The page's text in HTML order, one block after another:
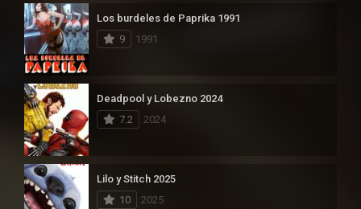
Los burdeles de Paprika 1991
9
1991
Deadpool y Lobezno 2024
7.2
2024
Lilo y Stitch 2025
10
2025